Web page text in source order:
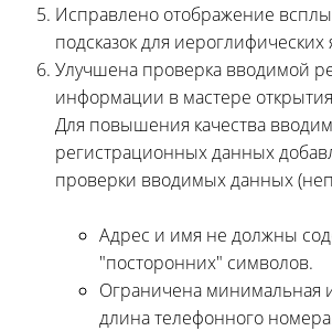
Исправлено отображение
подсказок для иероглифических
Улучшена проверка вводимой
информации в мастере
Для повышения качества
регистрационных данных
проверки вводимых данных
Адрес и имя не должны
"посторонних" символов.
Ограничена минимальная
длина телефонного